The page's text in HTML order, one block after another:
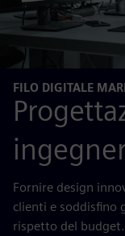
FILO DIGITALE
Fornire design
clienti e soddisfino
rispetto del